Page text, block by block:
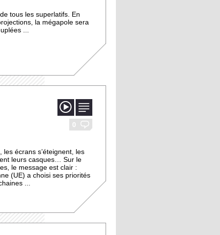
tous les superlatifs. En
la mégapole sera
...
imagevidéo
0
les écrans s’éteignent, les
leurs casques… Sur le
le message est clair :
(UE) a choisi ses priorités
...